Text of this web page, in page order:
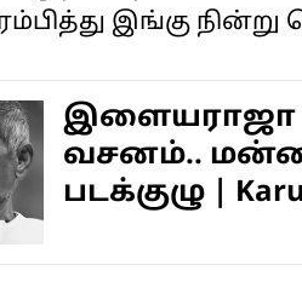
இங்கு
இளையராஜா
வசனம்..
படக்குழு |